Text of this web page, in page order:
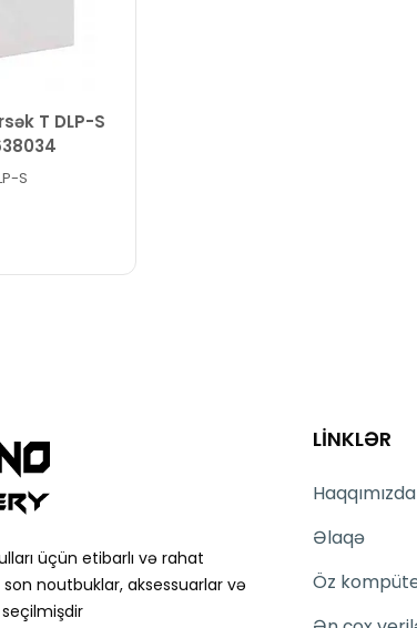
T DLP-S
S
üçün etibarlı və rahat
noutbuklar, aksessuarlar və
LİNKLƏR
Haqqımızda
Əlaqə
Öz